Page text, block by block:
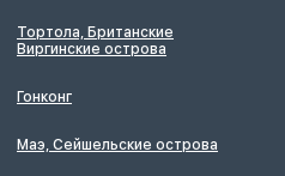
Тортола, Британские
Виргинские острова
Гонконг
Маэ, Сейшельские острова